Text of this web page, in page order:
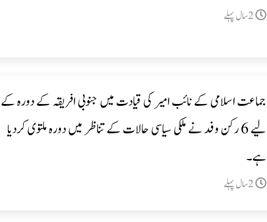
جماعت اسلامی کے نائب امیر کی قیادت میں جنوبی افریقہ کے دورہ کے
لیے 6 رکن وفد نے ملکی سیاسی حالات کے تناظر میں دورہ ملتوی کردیا
ہے۔